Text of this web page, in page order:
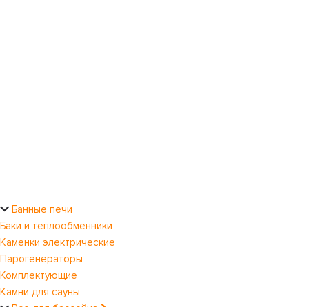
Банные печи
Баки и теплообменники
Каменки электрические
Парогенераторы
Комплектующие
Камни для сауны